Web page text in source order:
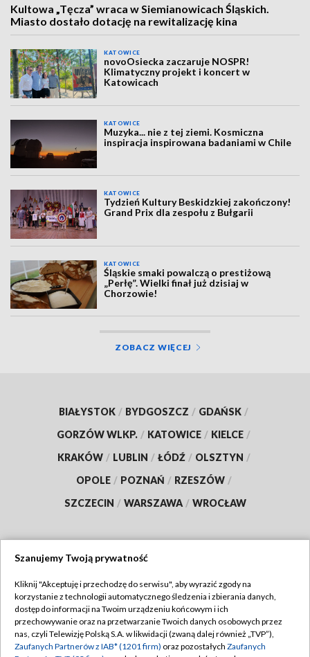
Kultowa „Tęcza” wraca w Siemianowicach Śląskich.
Miasto dostało dotację na rewitalizację kina
KATOWICE
novoOsiecka zaczaruje NOSPR!
Klimatyczny projekt i koncert w
Katowicach
KATOWICE
Muzyka... nie z tej ziemi. Kosmiczna
inspiracja inspirowana badaniami w Chile
KATOWICE
Tydzień Kultury Beskidzkiej zakończony!
Grand Prix dla zespołu z Bułgarii
KATOWICE
Śląskie smaki powalczą o prestiżową
„Perłę”. Wielki finał już dzisiaj w
Chorzowie!
ZOBACZ WIĘCEJ
BIAŁYSTOK / BYDGOSZCZ / GDAŃSK /
GORZÓW WLKP. / KATOWICE / KIELCE /
KRAKÓW / LUBLIN / ŁÓDŹ / OLSZTYN /
OPOLE / POZNAŃ / RZESZÓW /
SZCZECIN / WARSZAWA / WROCŁAW
TVP
Abonament TVP
Emisja w TVP
Regulamin TVP
Polityka prywatności
Szanujemy Twoją prywatność
Kliknij "Akceptuję i przechodzę do serwisu", aby wyrazić zgody na
korzystanie z technologii automatycznego śledzenia i zbierania danych,
dostęp do informacji na Twoim urządzeniu końcowym i ich
przechowywanie oraz na przetwarzanie Twoich danych osobowych przez
nas, czyli Telewizję Polską S.A. w likwidacji (zwaną dalej również „TVP”),
Zaufanych Partnerów z IAB* (1201 firm) oraz pozostałych Zaufanych